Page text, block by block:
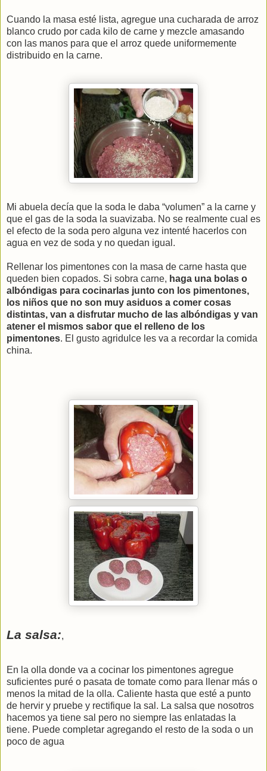
Cuando la masa esté lista, agregue una cucharada de arroz
blanco crudo por cada kilo de carne y mezcle amasando
con las manos para que el arroz quede uniformemente
distribuido en la carne.
Mi abuela decía que la soda le daba “volumen” a la carne y
que el gas de la soda la suavizaba. No se realmente cual es
el efecto de la soda pero alguna vez intenté hacerlos con
agua en vez de soda y no quedan igual.
Rellenar los pimentones con la masa de carne hasta que
queden bien copados. Si sobra carne, haga una bolas o
albóndigas para cocinarlas junto con los pimentones,
los niños que no son muy asiduos a comer cosas
distintas, van a disfrutar mucho de las albóndigas y van
atener el mismos sabor que el relleno de los
pimentones. El gusto agridulce les va a recordar la comida
china.
La salsa:,
En la olla donde va a cocinar los pimentones agregue
suficientes puré o pasata de tomate como para llenar más o
menos la mitad de la olla. Caliente hasta que esté a punto
de hervir y pruebe y rectifique la sal. La salsa que nosotros
hacemos ya tiene sal pero no siempre las enlatadas la
tiene. Puede completar agregando el resto de la soda o un
poco de agua